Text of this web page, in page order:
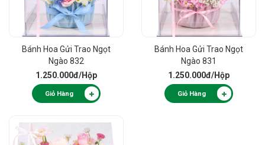
Bánh Hoa Gửi Trao Ngọt
Ngào 832
1.250.000đ/Hộp
Giỏ Hàng
Bánh Hoa Gửi Trao Ngọt
Ngào 831
1.250.000đ/Hộp
Giỏ Hàng